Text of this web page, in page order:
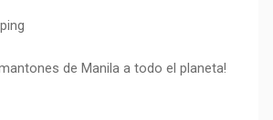
de Manila a todo el planeta!